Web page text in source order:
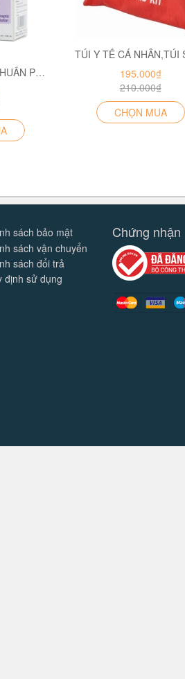
DUNG DỊCH SÁT KHUẨN POVIDINE 10% 20ML (VÀNG)
195.000₫
210.000₫
CHỌN MUA
sách bảo mật
sách vận chuyển
sách đổi trả
định sử dụng
Chứng nhận